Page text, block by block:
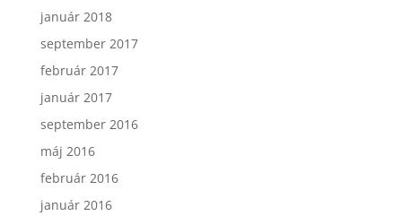
január 2018
september 2017
február 2017
január 2017
september 2016
máj 2016
február 2016
január 2016